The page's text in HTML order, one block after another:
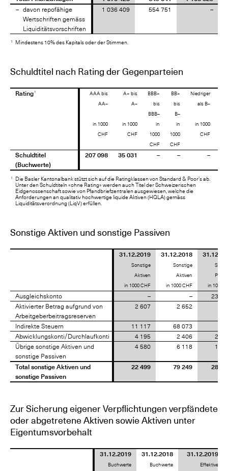
davon repofähige
Wertschriften gemäss
Liquiditätsvorschriften
1 036 409 554 751 –
1 Mindestens 10% des Kapitals oder der Stimmen.
davon repofähige
Wertschriften gemäss
Liquiditätsvorschriften
Schuldtitel nach Rating der Gegenparteien
Rating1
AAA bis
AA–
A+ bis
A–
BBB+
bis
BBB–
BB+
bis
B–
Niedriger
als B–
in 1000
CHF
in 1000
CHF
in
1000
CHF
in
1000
CHF
in 1000
CHF
Schuldtitel
(Buchwerte)
207 098 35 031 – – –
1 Die Basler Kantonalbank stützt sich auf die Ratingklassen von Standard & Poor’s ab.
Unter den Schuldtiteln «ohne Rating» werden auch Titel der Schweizerischen
Eidgenossenschaft sowie von Pfandbriefzentralen ausgewiesen, welche die
Anforderungen an qualitativ hochwertige liquide Aktiven (HQLA) gemäss
Liquiditätsverordnung (LiqV) erfüllen.
Rating1
Schuldtitel
(Buchwerte)
Sonstige Aktiven und sonstige Passiven
31.12.2019
Sonstige
Aktiven
in 1000 CHF
31.12.2018
Sonstige
Aktiven
in 1000 CHF
in 1000
Ausgleichskonto – –
239
Aktivierter Betrag aufgrund von
Arbeitgeberbeitragsreserven
2 607 2 652
Indirekte Steuern 11 117 68 073
Abwicklungskonti/Durchlaufkonti
4 195 2 406
29
Übrige sonstige Aktiven und
sonstige Passiven
4 580 6 118 11
Total sonstige Aktiven und
sonstige Passiven
22 499 79 249 285
Ausgleichskonto
Aktivierter Betrag aufgrund von
Arbeitgeberbeitragsreserven
Indirekte Steuern
Abwicklungskonti/Durchlaufkonti
Übrige sonstige Aktiven und
sonstige Passiven
Total sonstige Aktiven und
sonstige Passiven
Zur Sicherung eigener Verpflichtungen verpfändete
oder abgetretene Aktiven sowie Aktiven unter
Eigentumsvorbehalt
31.12.2019
Buchwerte
31.12.2018
Buchwerte
31.12.2019
Effektive